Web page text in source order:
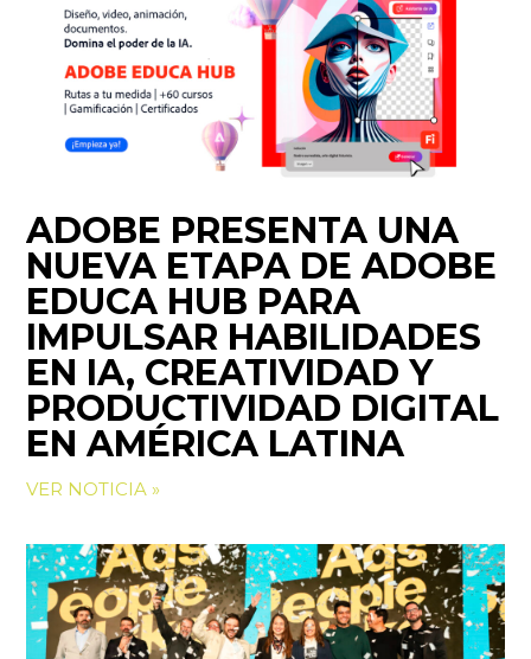
ADOBE PRESENTA UNA
NUEVA ETAPA DE ADOBE
EDUCA HUB PARA
IMPULSAR HABILIDADES
EN IA, CREATIVIDAD Y
PRODUCTIVIDAD DIGITAL
EN AMÉRICA LATINA
VER NOTICIA »